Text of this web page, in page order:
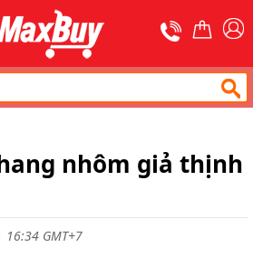
nhôm giả thịnh
GMT+7